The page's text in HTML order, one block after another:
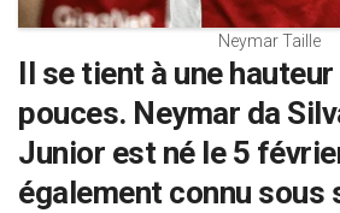
Neymar Taille
Il se tient à une
pouces. Neymar da
Junior est né le 5
également connu sous